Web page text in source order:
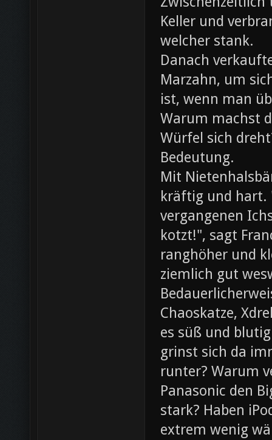
Keller und
welcher stank.
Danach
Marzahn, um
ist, wenn man
Warum machst
Würfel sich
Bedeutung.
Mit
kräftig und hart.
vergangenen
kotzt!", sagt
ranghöher und
ziemlich gut
Chaoskatze,
es süß und
grinst sich da
runter? Warum
Panasonic den
stark? Haben
extrem wenig